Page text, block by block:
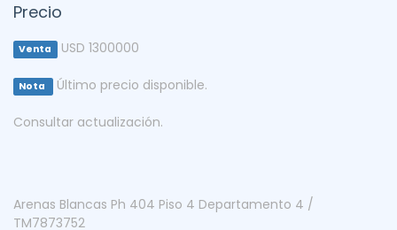
Precio
Venta USD 1300000
Nota Último precio disponible.
Consultar actualización.
Arenas Blancas Ph 404 Piso 4 Departamento 4 /
TM7873752